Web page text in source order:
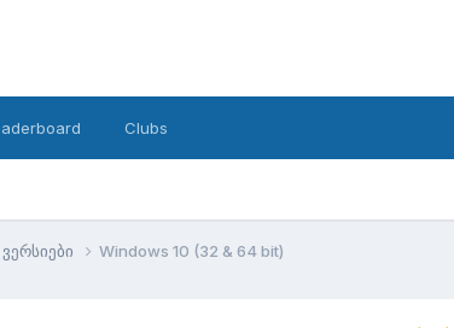
Clubs
Windows 10 (32 & 64 bit)